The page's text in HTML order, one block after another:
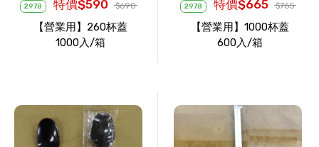
2978 特價$590 $690
【營業用】260杯蓋
1000入/箱
2978 特價$665 $765
【營業用】1000杯蓋
600入/箱